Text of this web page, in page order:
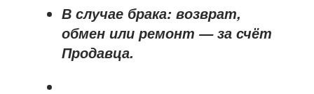
В случае брака: возврат,
обмен или ремонт —за счёт
Продавца.